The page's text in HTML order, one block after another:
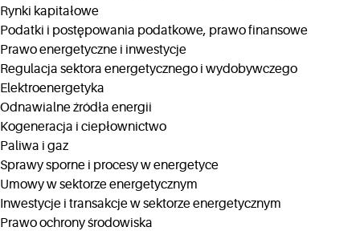
Rynki kapitałowe
Podatki i postępowania podatkowe, prawo finansowe
Prawo energetyczne i inwestycje
Regulacja sektora energetycznego i wydobywczego
Elektroenergetyka
Odnawialne źródła energii
Kogeneracja i ciepłownictwo
Paliwa i gaz
Sprawy sporne i procesy w energetyce
Umowy w sektorze energetycznym
Inwestycje i transakcje w sektorze energetycznym
Prawo ochrony środowiska